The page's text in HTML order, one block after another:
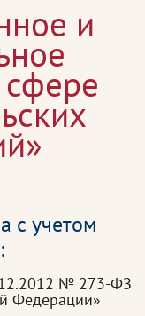
и
с учетом
№ 273-ФЗ
Федерации»